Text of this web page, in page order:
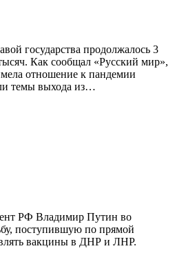
государства продолжалось 3
Как сообщал «Русский мир»,
отношение к пандемии
темы выхода из…
РФ Владимир Путин во
поступившую по прямой
вакцины в ДНР и ЛНР.